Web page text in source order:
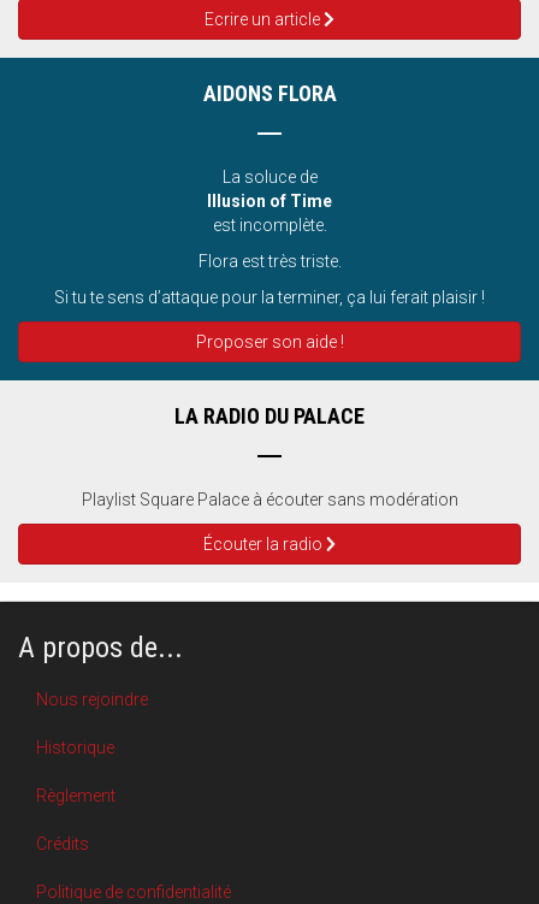
Ecrire un article
AIDONS FLORA
La soluce de
Illusion of Time
est incomplète.
Flora est très triste.
Si tu te sens d’attaque pour la terminer, ça lui ferait plaisir !
Proposer son aide !
LA RADIO DU PALACE
Playlist Square Palace à écouter sans modération
Écouter la radio
A propos de...
Nous rejoindre
Historique
Règlement
Crédits
Politique de confidentialité